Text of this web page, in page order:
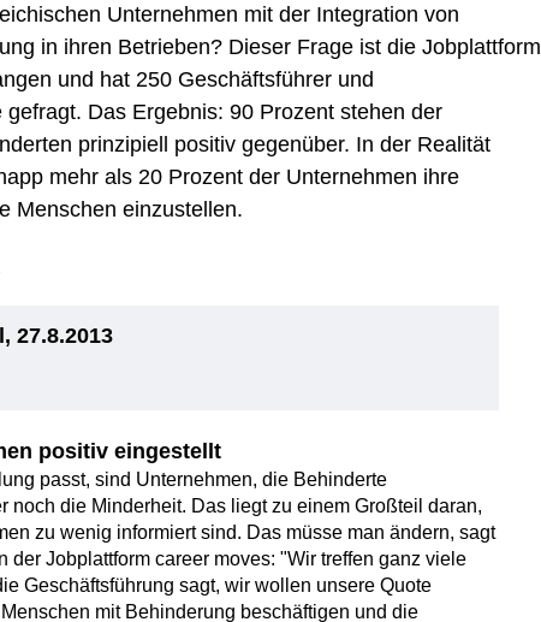
Unternehmen mit der Integration von
in ihren Betrieben? Dieser Frage ist die Jobplattform
und hat 250 Geschäftsführer und
Das Ergebnis: 90 Prozent stehen der
prinzipiell positiv gegenüber. In der Realität
mehr als 20 Prozent der Unternehmen ihre
Menschen einzustellen.
27.8.2013
positiv eingestellt
passt, sind Unternehmen, die Behinderte
noch die Minderheit. Das liegt zu einem Großteil daran,
zu wenig informiert sind. Das müsse man ändern, sagt
der Jobplattform career moves: "Wir treffen ganz viele
Geschäftsführung sagt, wir wollen unsere Quote
mit Behinderung beschäftigen und die